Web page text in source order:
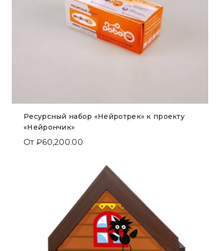
Ресурсный набор «Нейротрек» к проекту
«Нейрончик»
От ₽60,200.00